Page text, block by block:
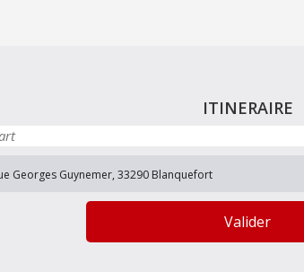
ITINERAIRE
Valider